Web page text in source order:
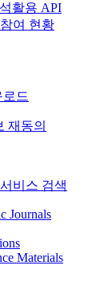
활용 API
여 현황
드
재동의
비스 검색
Journals
Materials